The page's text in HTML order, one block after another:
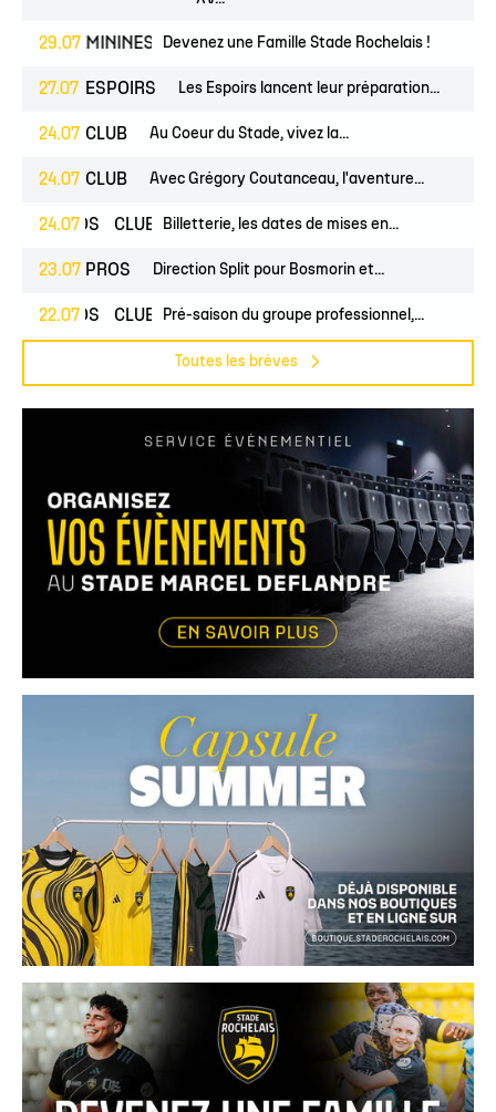
29.07
FÉMININES CLUBDevenez une Famille Stade Rochelais !
27.07 ESPOIRS Les Espoirs lancent leur préparation...
24.07 CLUB Au Coeur du Stade, vivez la...
24.07 CLUB Avec Grégory Coutanceau, l'aventure...
24.07
PROS CLUB Billetterie, les dates de mises en...
23.07 PROS Direction Split pour Bosmorin et...
22.07
PROS CLUB Pré-saison du groupe professionnel,...
Toutes les brèves